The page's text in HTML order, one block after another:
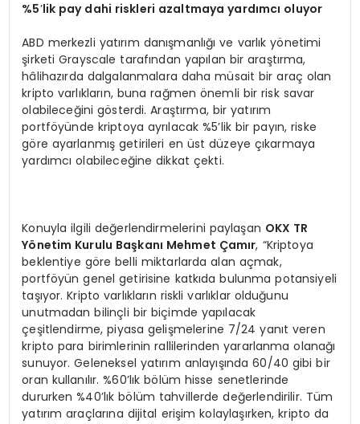
%5’lik pay dahi riskleri azaltmaya yardımcı oluyor
ABD merkezli yatırım danışmanlığı ve varlık yönetimi
şirketi Grayscale tarafından yapılan bir araştırma,
hâlihazırda dalgalanmalara daha müsait bir araç olan
kripto varlıkların, buna rağmen önemli bir risk savar
olabileceğini gösterdi. Araştırma, bir yatırım
portföyünde kriptoya ayrılacak %5’lik bir payın, riske
göre ayarlanmış getirileri en üst düzeye çıkarmaya
yardımcı olabileceğine dikkat çekti.
Konuyla ilgili değerlendirmelerini paylaşan OKX TR
Yönetim Kurulu Başkanı Mehmet Çamır, “Kriptoya
beklentiye göre belli miktarlarda alan açmak,
portföyün genel getirisine katkıda bulunma potansiyeli
taşıyor. Kripto varlıkların riskli varlıklar olduğunu
unutmadan bilinçli bir biçimde yapılacak
çeşitlendirme, piyasa gelişmelerine 7/24 yanıt veren
kripto para birimlerinin rallilerinden yararlanma olanağı
sunuyor. Geleneksel yatırım anlayışında 60/40 gibi bir
oran kullanılır. %60’lık bölüm hisse senetlerinde
dururken %40’lık bölüm tahvillerde değerlendirilir. Tüm
yatırım araçlarına dijital erişim kolaylaşırken, kripto da